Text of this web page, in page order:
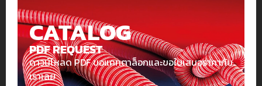
CATALOG
PDF REQUEST
ดาวน์โหลด PDF ขอแคทตาล็อกและขอใบเสนอราคากับ
เราเลย